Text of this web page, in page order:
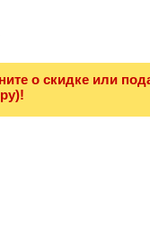
о скидке или